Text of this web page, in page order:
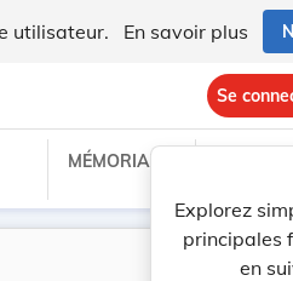
utilisateur. En savoir plus
Se
Explorez
principales
en
MÉMORIAL C
Lancer la